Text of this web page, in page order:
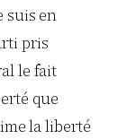
suis en
pris
le fait
que
la liberté